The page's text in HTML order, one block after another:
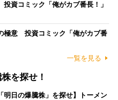
資コミック「俺がカブ番長！」
極意 投資コミック「俺がカブ番
一覧を見る
を探せ！
明日の爆騰株」を探せ】トーメン